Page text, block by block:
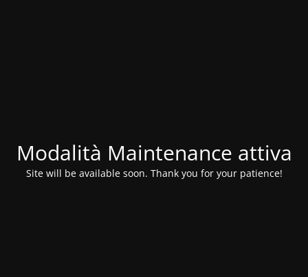
Modalità Maintenance attiva
Site will be available soon. Thank you for your patience!